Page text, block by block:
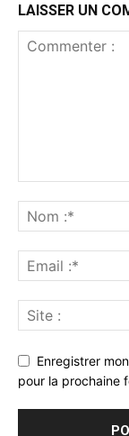
LAISSER UN
Enregistrer
pour la prochaine